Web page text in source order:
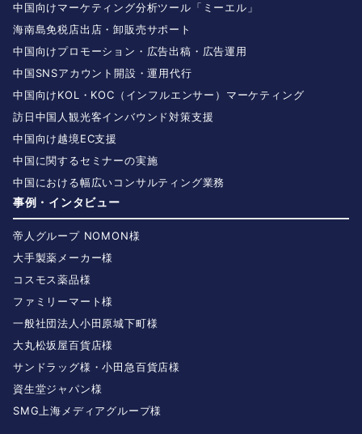
中国向けマーケティング分析ツール「ミーエル」
海南島免税店出店・卸販売サポート
中国向けプロモーション・広告出稿・広告運用
中国SNSアカウント開設・運用代行
中国向けKOL・KOC（インフルエンサー）マーケティング
訪日中国人観光客インバウンド対策支援
中国向け越境EC支援
中国に関するセミナーの実施
中国における幅広いコンサルティング業務
事例・インタビュー
帝人グループ NOMON様
大手製薬メーカー様
コスモス薬品様
ファミリーマート様
一般社団法人小田原城下町様
大丸松坂屋百貨店様
サンドラッグ様・小田急百貨店様
資生堂ジャパン様
SMG上海メディアグループ様